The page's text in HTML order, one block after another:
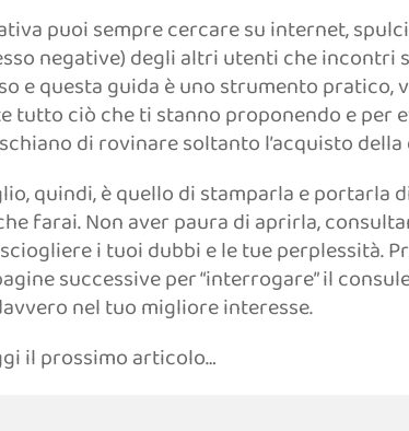
puoi sempre cercare su internet,
negative) degli altri utenti che incontri
e questa guida è uno strumento pratico,
tutto ciò che ti stanno proponendo e
di rovinare soltanto l’acquisto
quindi, è quello di stamparla e portarla
farai. Non aver paura di aprirla,
i tuoi dubbi e le tue perplessità.
successive per “interrogare” il
nel tuo migliore interesse.
il prossimo articolo…